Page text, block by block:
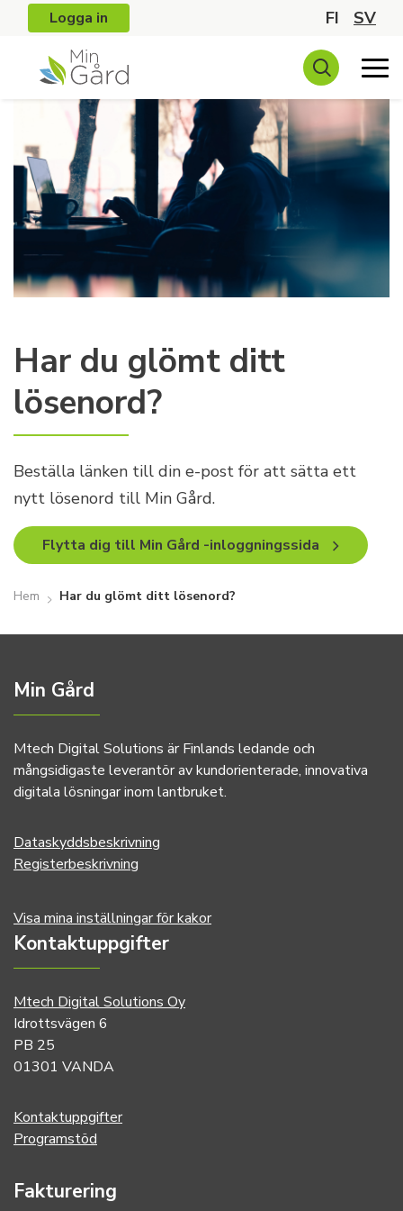
Logga in FI SV
Har du glömt ditt
lösenord?
Beställa länken till din e-post för att sätta ett
nytt lösenord till Min Gård.
Flytta dig till Min Gård -inloggningssida
Hem Har du glömt ditt lösenord?
Min Gård
Mtech Digital Solutions är Finlands ledande och
mångsidigaste leverantör av kundorienterade, innovativa
digitala lösningar inom lantbruket.
Dataskyddsbeskrivning
Registerbeskrivning
Visa mina inställningar för kakor
Kontaktuppgifter
Mtech Digital Solutions Oy
Idrottsvägen 6
PB 25
01301 VANDA
Kontaktuppgifter
Programstöd
Fakturering